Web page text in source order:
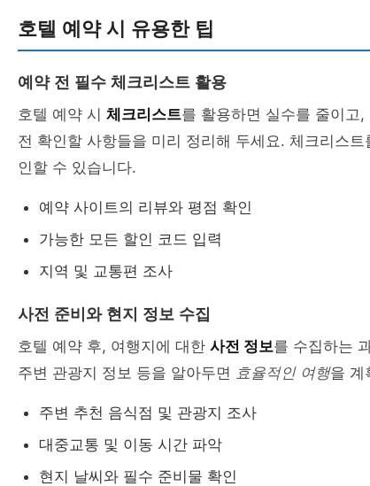
호텔 예약 시 유용한 팁
예약 전 필수 체크리스트 활용
호텔 예약 시 체크리스트를 활용하면 실수를 줄이고
전 확인할 사항들을 미리 정리해 두세요. 체크리스트
인할 수 있습니다.
예약 사이트의 리뷰와 평점 확인
가능한 모든 할인 코드 입력
지역 및 교통편 조사
사전 준비와 현지 정보 수집
호텔 예약 후, 여행지에 대한 사전 정보를 수집하는
주변 관광지 정보 등을 알아두면 효율적인 여행을 계
주변 추천 음식점 및 관광지 조사
대중교통 및 이동 시간 파악
현지 날씨와 필수 준비물 확인